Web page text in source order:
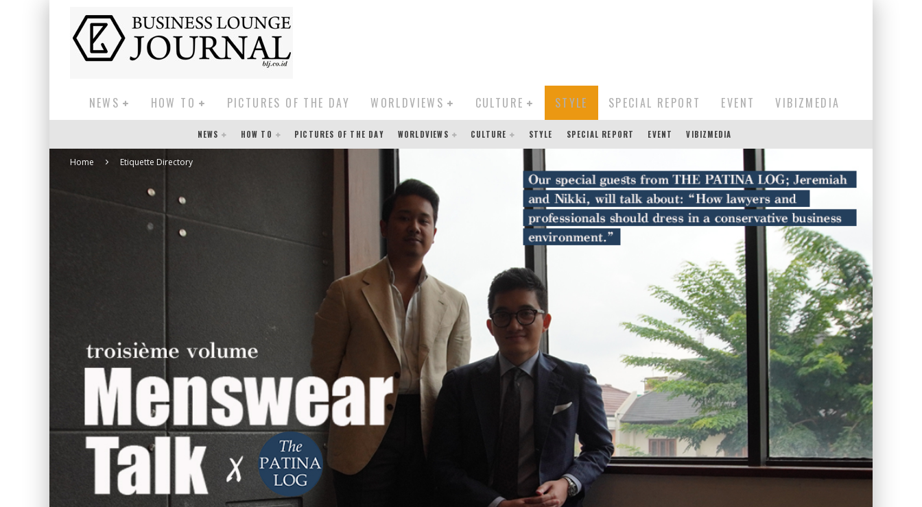
NEWS HOW TO PICTURES OF THE DAY WORLDVIEWS CULTURE STYLE SPECIAL REPORT EVENT VIBIZMEDIA
NEWS HOW TO PICTURES OF THE DAY WORLDVIEWS CULTURE STYLE SPECIAL REPORT EVENT VIBIZMEDIA
Home Etiquette Directory